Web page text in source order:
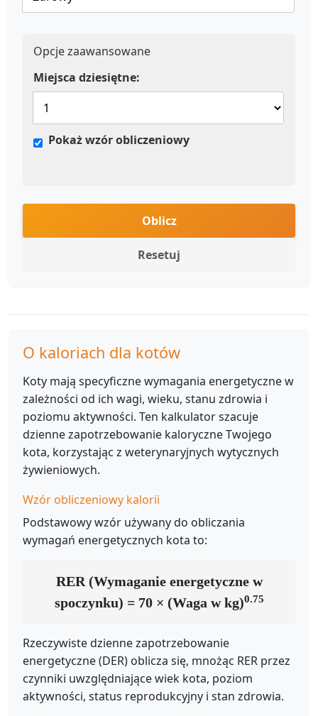
Opcje zaawansowane
Miejsca dziesiętne:
Pokaż wzór obliczeniowy
Oblicz
Resetuj
O kaloriach dla kotów
Koty mają specyficzne wymagania energetyczne w
zależności od ich wagi, wieku, stanu zdrowia i
poziomu aktywności. Ten kalkulator szacuje
dzienne zapotrzebowanie kaloryczne Twojego
kota, korzystając z weterynaryjnych wytycznych
żywieniowych.
Wzór obliczeniowy kalorii
Podstawowy wzór używany do obliczania
wymagań energetycznych kota to:
RER (Wymaganie energetyczne w
spoczynku) = 70 × (Waga w kg)0.75
Rzeczywiste dzienne zapotrzebowanie
energetyczne (DER) oblicza się, mnożąc RER przez
czynniki uwzględniające wiek kota, poziom
aktywności, status reprodukcyjny i stan zdrowia.